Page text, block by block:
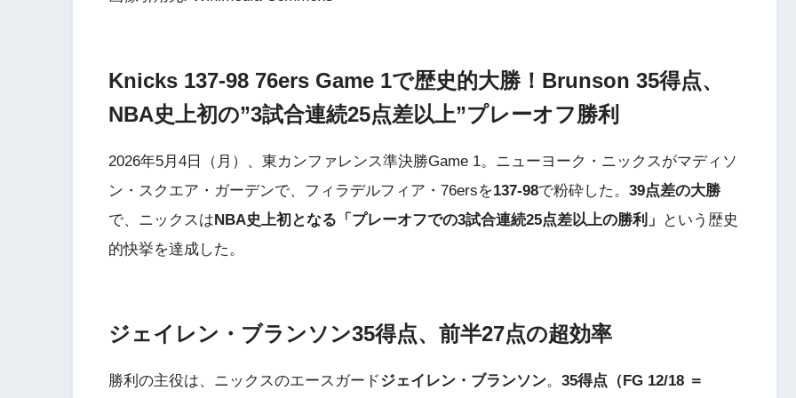
Knicks 137-98 76ers Game 1で歴史的大勝！Brunson 35得点、
NBA史上初の”3試合連続25点差以上”プレーオフ勝利
2026年5月4日（月）、東カンファレンス準決勝Game 1。ニューヨーク・ニックスがマディソ
ン・スクエア・ガーデンで、フィラデルフィア・76ersを137-98で粉砕した。 39点差の大勝
で、ニックスはNBA史上初となる「プレーオフでの3試合連続25点差以上の勝利」
という歴史
的快挙を達成した。
ジェイレン・ブランソン35得点、前半27点の超効率
勝利の主役は、ニックスのエースガードジェイレン・ブランソン。 35得点（FG 12/18 ＝